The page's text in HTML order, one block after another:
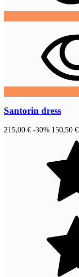
Santorin dress
215,00 € -30% 150,50 €